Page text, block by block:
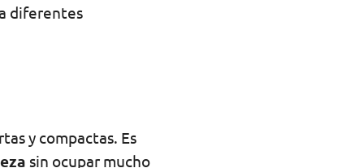
diferentes
y compactas. Es
sin ocupar mucho